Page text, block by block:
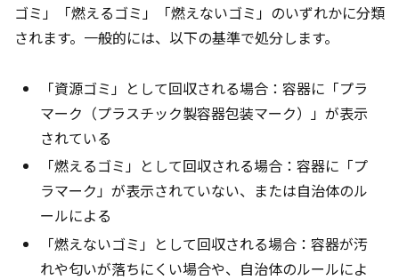
ゴミ」「燃えるゴミ」「燃えないゴミ」のいずれかに分類
されます。一般的には、以下の基準で処分します。
「資源ゴミ」として回収される場合：容器に「プラ
マーク（プラスチック製容器包装マーク）」が表示
されている
「燃えるゴミ」として回収される場合：容器に「プ
ラマーク」が表示されていない、または自治体のル
ールによる
「燃えないゴミ」として回収される場合：容器が汚
れや匂いが落ちにくい場合や、自治体のルールによ